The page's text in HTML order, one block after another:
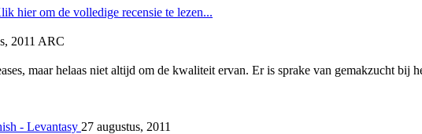
hier om de volledige recensie te lezen...
2011 ARC
maar helaas niet altijd om de kwaliteit ervan. Er is sprake van gemakzucht bij
- Levantasy 27 augustus, 2011